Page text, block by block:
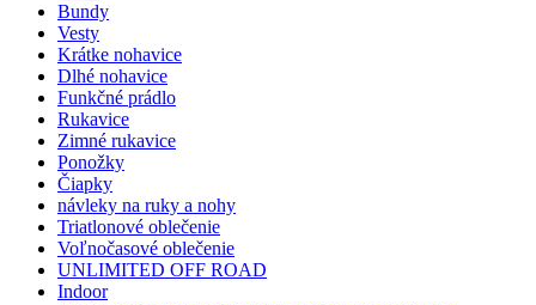
Bundy
Vesty
Krátke nohavice
Dlhé nohavice
Funkčné prádlo
Rukavice
Zimné rukavice
Ponožky
Čiapky
návleky na ruky a nohy
Triatlonové oblečenie
Voľnočasové oblečenie
UNLIMITED OFF ROAD
Indoor